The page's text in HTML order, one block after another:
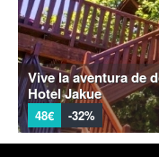
Vive la aventura de
Hotel Jakue
48€ -32%